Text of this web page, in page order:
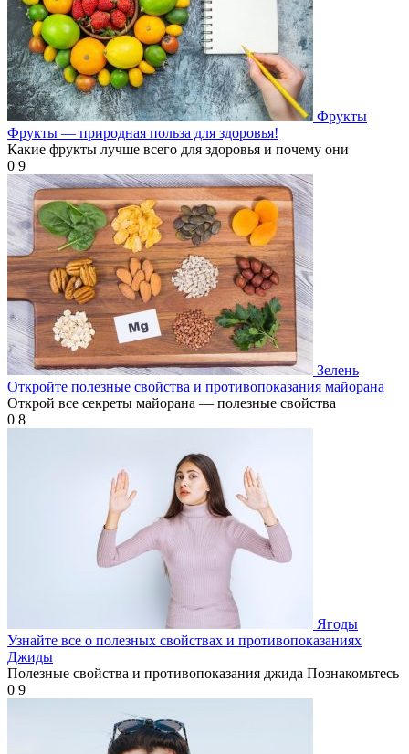
Фрукты
Фрукты — природная польза для здоровья!
Какие фрукты лучше всего для здоровья и почему они
0 9
Зелень
Откройте полезные свойства и противопоказания майорана
Открой все секреты майорана — полезные свойства
0 8
Ягоды
Узнайте все о полезных свойствах и противопоказаниях
Джиды
Полезные свойства и противопоказания джида Познакомьтесь
0 9